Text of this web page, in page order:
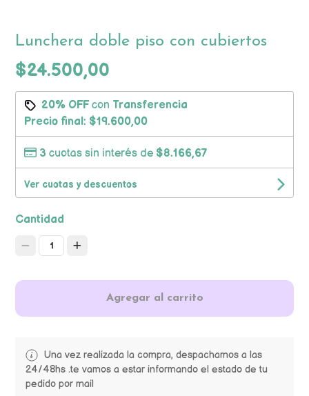
Lunchera doble piso con cubiertos
$24.500,00
20% OFFcon Transferencia
Precio final: $19.600,00
3 cuotas sin interés de $8.166,67
Ver cuotas y descuentos
Cantidad
1
Agregar al carrito
Una vez realizada la compra, despachamos a las
24/48hs .te vamos a estar informando el estado de tu
pedido por mail